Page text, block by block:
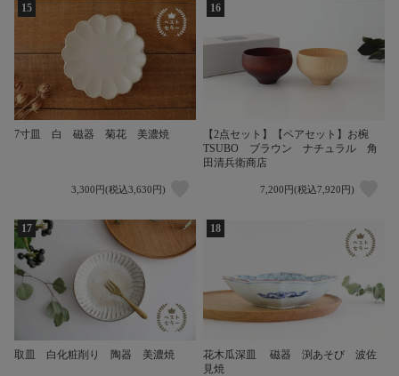
15
7寸皿 白 磁器 菊花 美濃焼
3,300円(税込3,630円)
16
【2点セット】【ペアセット】お椀
TSUBO ブラウン ナチュラル 角
田清兵衛商店
7,200円(税込7,920円)
17
取皿 白化粧削り 陶器 美濃焼
18
花木瓜深皿 磁器 渕あそび 波佐
見焼